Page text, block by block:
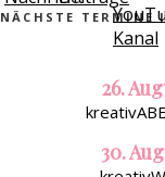
NÄCHSTE TERMINE
26.
30.